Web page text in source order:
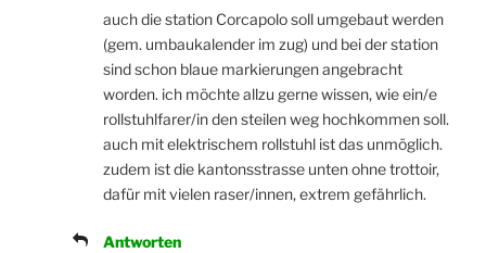
auch die station Corcapolo soll umgebaut werden
(gem. umbaukalender im zug) und bei der station
sind schon blaue markierungen angebracht
worden. ich möchte allzu gerne wissen, wie ein/e
rollstuhlfarer/in den steilen weg hochkommen soll.
auch mit elektrischem rollstuhl ist das unmöglich.
zudem ist die kantonsstrasse unten ohne trottoir,
dafür mit vielen raser/innen, extrem gefährlich.
Antworten